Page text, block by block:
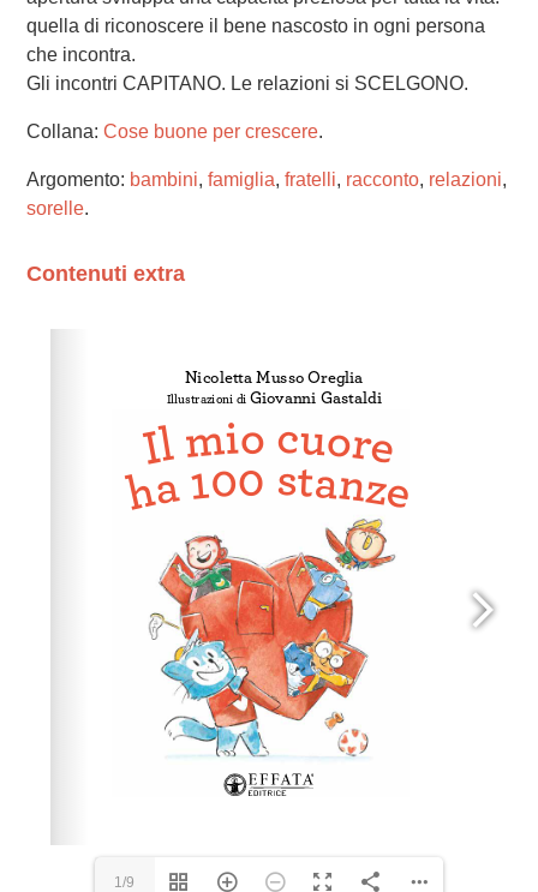
quella di riconoscere il bene nascosto in ogni persona
che incontra.
Gli incontri CAPITANO. Le relazioni si SCELGONO.
Collana: Cose buone per crescere.
Argomento: bambini, famiglia, fratelli, racconto, relazioni,
sorelle.
Contenuti extra
documentation.
1/9